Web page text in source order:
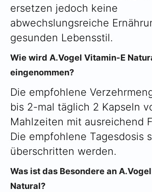
ersetzen jedoch keine
abwechslungsreiche
gesunden Lebensstil.
Wie wird A.Vogel Vitamin-E
eingenommen?
Die empfohlene
bis 2-mal täglich 2 Kapseln
Mahlzeiten mit ausreichend
Die empfohlene Tagesdosis
überschritten werden.
Was ist das Besondere an
Natural?